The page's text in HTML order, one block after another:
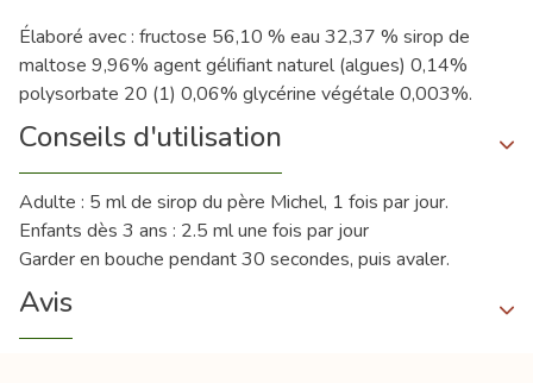
Élaboré avec : fructose 56,10 % eau 32,37 % sirop de
maltose 9,96% agent gélifiant naturel (algues) 0,14%
polysorbate 20 (1) 0,06% glycérine végétale 0,003%.
Conseils d'utilisation
Adulte : 5 ml de sirop du père Michel, 1 fois par jour.
Enfants dès 3 ans : 2.5 ml une fois par jour
Garder en bouche pendant 30 secondes, puis avaler.
Avis